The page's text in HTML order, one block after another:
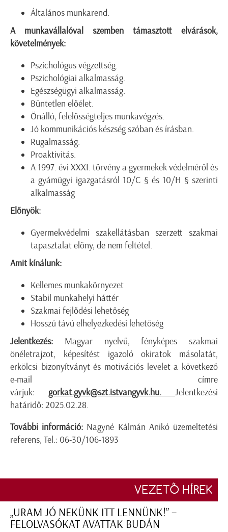
Általános munkarend.
A munkavállalóval szemben támasztott elvárások,
követelmények:
Pszichológus végzettség.
Pszichológiai alkalmasság.
Egészségügyi alkalmasság.
Büntetlen előélet.
Önálló, felelősségteljes munkavégzés.
Jó kommunikációs készség szóban és írásban.
Rugalmasság.
Proaktivitás.
A 1997. évi XXXI. törvény a gyermekek védelméről és
a gyámügyi igazgatásról 10/C § és 10/H § szerinti
alkalmasság
Előnyök:
Gyermekvédelmi szakellátásban szerzett szakmai
tapasztalat előny, de nem feltétel.
Amit kínálunk:
Kellemes munkakörnyezet
Stabil munkahelyi háttér
Szakmai fejlődési lehetőség
Hosszú távú elhelyezkedési lehetőség
Jelentkezés: Magyar nyelvű, fényképes szakmai
önéletrajzot, képesítést igazoló okiratok másolatát,
erkölcsi bizonyítványt és motivációs levelet a következő
e-mail címre
várjuk: gorkat.gyvk@szt.istvangyvk.hu. Jelentkezési
határidő: 2025.02.28.
További információ: Nagyné Kálmán Anikó üzemeltetési
referens, Tel.: 06-30/106-1893
VEZETŐ HÍREK
„URAM JÓ NEKÜNK ITT LENNÜNK!” –
FELOLVASÓKAT AVATTAK BUDÁN